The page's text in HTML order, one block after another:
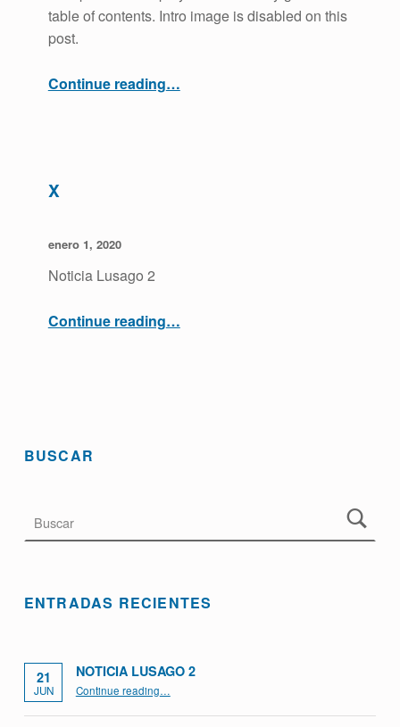
table of contents. Intro image is disabled on this
post.
Continue reading…
X
enero 1, 2020
Noticia Lusago 2
Continue reading…
BUSCAR
ENTRADAS RECIENTES
21
JUN
NOTICIA LUSAGO 2
Continue reading…